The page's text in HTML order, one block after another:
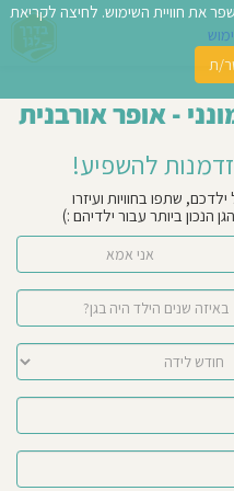
- אופר אורבנית
להשפיע!
שתפו בחוויות ועיזרו
הנכון ביותר עבור ילדיהם :)
אני אמא
את חוויית השימוש. לחיצה לקריאת
ת